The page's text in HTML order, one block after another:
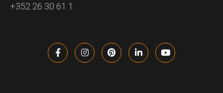
+352 26 30 61 1